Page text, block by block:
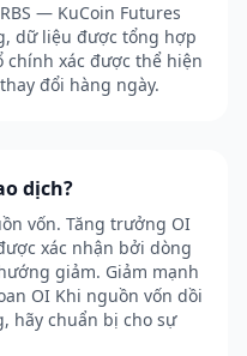
— KuCoin Futures
dữ liệu được tổng hợp
chính xác được thể hiện
đổi hàng ngày.
dịch?
vốn. Tăng trưởng OI
xác nhận bởi dòng
giảm. Giảm mạnh
OI Khi nguồn vốn dồi
hãy chuẩn bị cho sự